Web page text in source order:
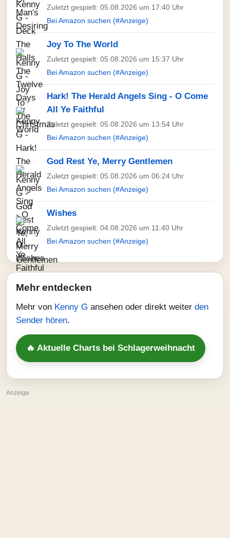
Zuletzt gespielt: 05.08.2026 um 17:40 Uhr
Bei Amazon suchen (#Anzeige)
Joy To The World
Zuletzt gespielt: 05.08.2026 um 15:37 Uhr
Bei Amazon suchen (#Anzeige)
Hark! The Herald Angels Sing - O Come
All Ye Faithful
Zuletzt gespielt: 05.08.2026 um 13:54 Uhr
Bei Amazon suchen (#Anzeige)
God Rest Ye, Merry Gentlemen
Zuletzt gespielt: 05.08.2026 um 06:24 Uhr
Bei Amazon suchen (#Anzeige)
Wishes
Zuletzt gespielt: 04.08.2026 um 11:40 Uhr
Bei Amazon suchen (#Anzeige)
Mehr entdecken
Mehr von Kenny G ansehen oder direkt weiter den
Sender hören.
🔥 Aktuelle Charts bei Schlagerweihnacht
Anzeige